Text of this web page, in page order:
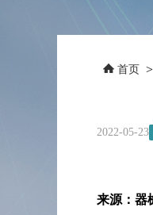
首页 >
2022-05-23
来源：器